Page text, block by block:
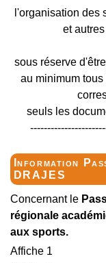
l'organisation des
et
sous réserve
au minimum
seuls les
Information
DRAJES
Concernant le
régionale
aux sports.
Affiche 1